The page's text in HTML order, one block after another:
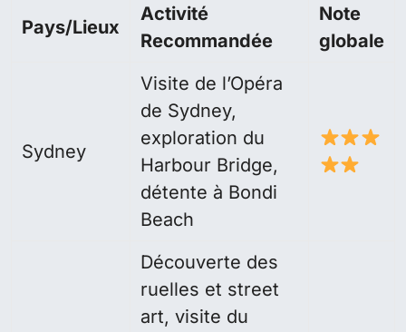
Pays/Lieux
Activité
Recommandée
Note
globale
Sydney
Visite de l’Opéra
de Sydney,
exploration du
Harbour Bridge,
détente à Bondi
Beach
Découverte des
ruelles et street
art, visite du